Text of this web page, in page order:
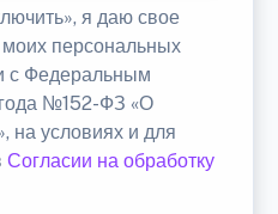
я даю свое
моих персональных
с Федеральным
№152-ФЗ «О
на условиях и для
Согласии на обработку